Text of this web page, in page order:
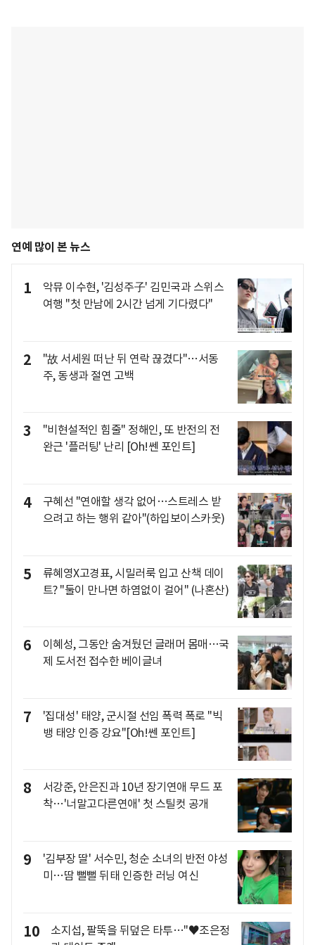
연예 많이 본 뉴스
1
악뮤 이수현, '김성주子' 김민국과 스위스
여행 "첫 만남에 2시간 넘게 기다렸다"
2
"故 서세원 떠난 뒤 연락 끊겼다"…서동
주, 동생과 절연 고백
3
"비현설적인 힘줄" 정해인, 또 반전의 전
완근 '플러팅' 난리 [Oh!쎈 포인트]
4
구혜선 "연애할 생각 없어…스트레스 받
으려고 하는 행위 같아"(하입보이스카웃)
5
류혜영X고경표, 시밀러룩 입고 산책 데이
트? "둘이 만나면 하염없이 걸어" (나혼산)
6
이혜성, 그동안 숨겨뒀던 글래머 몸매…국
제 도서전 접수한 베이글녀
7
'집대성' 태양, 군시절 선임 폭력 폭로 "빅
뱅 태양 인증 강요"[Oh!쎈 포인트]
8
서강준, 안은진과 10년 장기연애 무드 포
착…'너말고다른연애' 첫 스틸컷 공개
9
'김부장 딸' 서수민, 청순 소녀의 반전 야성
미…땀 뻘뻘 뒤태 인증한 러닝 여신
10
소지섭, 팔뚝을 뒤덮은 타투…"♥조은정